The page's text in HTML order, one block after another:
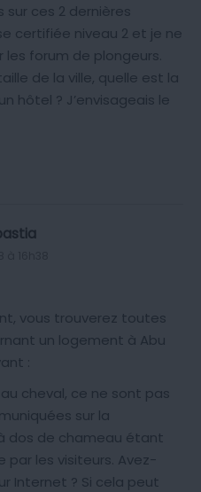
ces 2 dernières
certifiée niveau 2 et je ne
forum de plongeurs.
de la ville, quelle est la
hôtel ? J’envisageais le
vous trouverez toutes
un logement à Abu
:
cheval, ce ne sont pas
sur la
dos de chameau étant
par les visiteurs. Avez-
Internet ? Si cela peut